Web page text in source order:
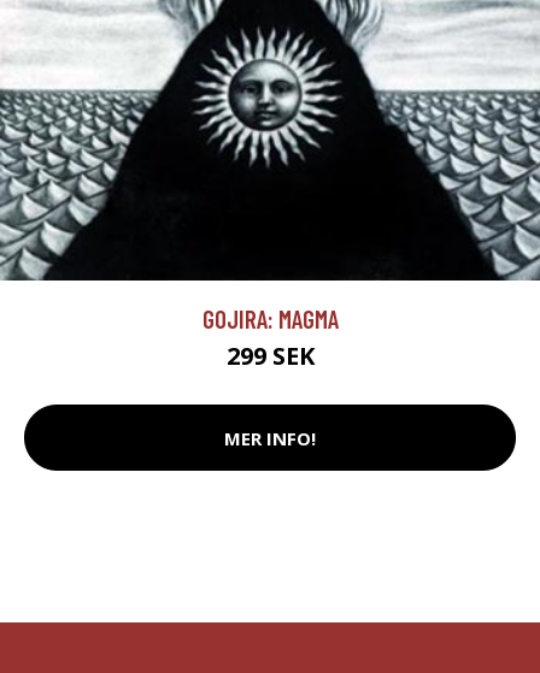
GOJIRA: MAGMA
299 SEK
MER INFO!